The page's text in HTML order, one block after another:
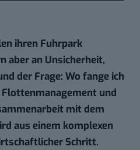
ihren Fuhrpark
aber an Unsicherheit,
der Frage: Wo fange ich
und
mit dem
aus einem komplexen
Schritt.